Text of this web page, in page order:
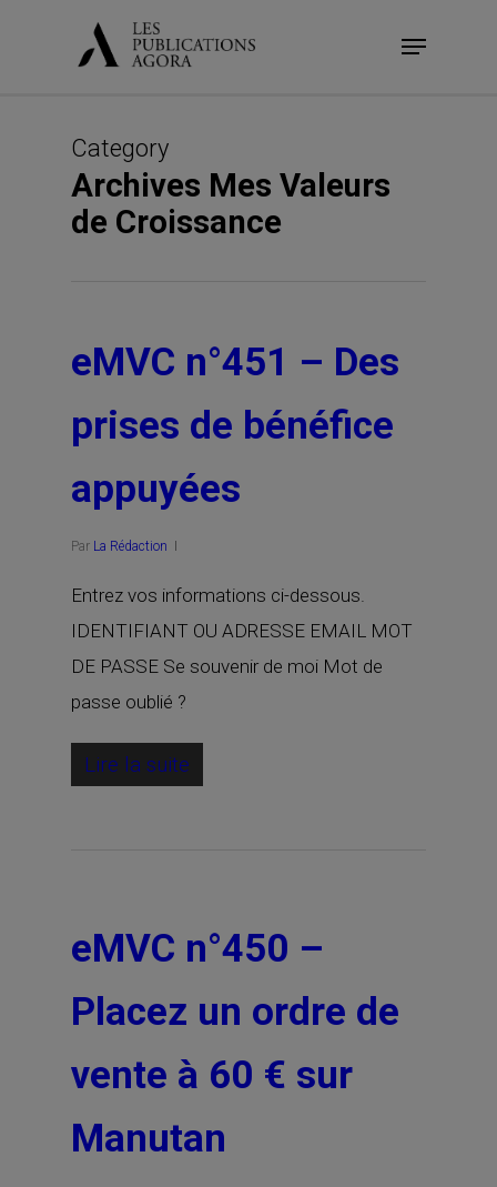
Menu
Category
Archives Mes Valeurs
de Croissance
eMVC n°451 – Des
prises de bénéfice
appuyées
Par La Rédaction
Entrez vos informations ci-dessous.
IDENTIFIANT OU ADRESSE EMAIL MOT
DE PASSE Se souvenir de moi Mot de
passe oublié ?
Lire la suite
eMVC n°450 –
Placez un ordre de
vente à 60 € sur
Manutan